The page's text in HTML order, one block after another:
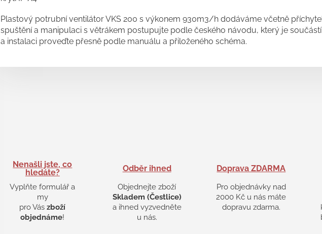
Nenašli jste, co
hledáte?
Vyplňte formulář a
my
pro Vászboží
objednáme!
Odběr ihned
Objednejte zboží
Skladem (Čestlice)
a ihned vyzvedněte
u nás.
Doprava ZDARMA
Pro objednávky nad
2000 Kč u nás máte
dopravu zdarma.
Plastový potrubní ventilátor VKS 200 s výkonem 930m3/h dodáváme včetně
spuštění a manipulaci s větrákem postupujte podle českého návodu, který je
a instalaci proveďte přesně podle manuálu a přiloženého schéma.